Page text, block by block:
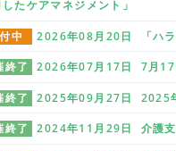
たケアマネジメント」
中 2026年08月20日 「ハラ
終了 2026年07月17日 7月17
終了 2025年09月27日 2025
終了 2024年11月29日 介護支